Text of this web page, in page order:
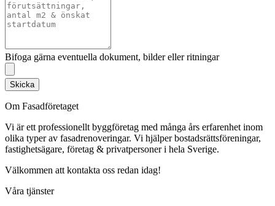
Bifoga gärna eventuella dokument, bilder eller ritningar
Skicka
Om Fasadföretaget
Vi är ett professionellt byggföretag med många års erfarenhet inom
olika typer av fasadrenoveringar. Vi hjälper bostadsrättsföreningar,
fastighetsägare, företag & privatpersoner i hela Sverige.
Välkommen att kontakta oss redan idag!
Våra tjänster